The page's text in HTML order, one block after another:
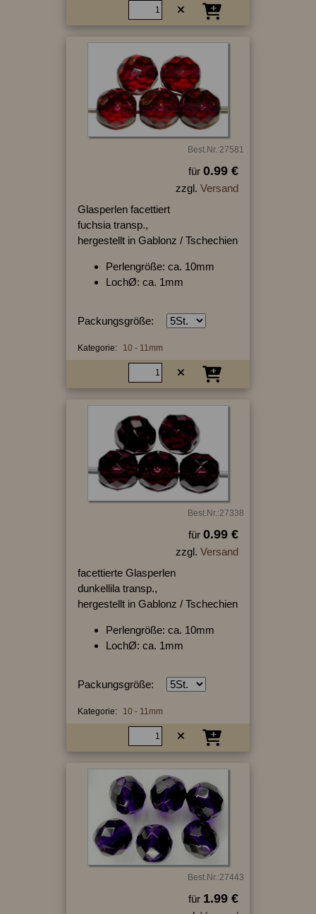
Best.Nr.:27581
für 0.99 €
zzgl. Versand
Glasperlen facettiert
fuchsia transp.,
hergestellt in Gablonz / Tschechien
Perlengröße: ca. 10mm
LochØ: ca. 1mm
Packungsgröße:
Kategorie: 10 - 11mm
Best.Nr.:27338
für 0.99 €
zzgl. Versand
facettierte Glasperlen
dunkellila transp.,
hergestellt in Gablonz / Tschechien
Perlengröße: ca. 10mm
LochØ: ca. 1mm
Packungsgröße:
Kategorie: 10 - 11mm
Best.Nr.:27443
für 1.99 €